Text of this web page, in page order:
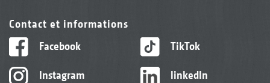
Contact et informations
Facebook
Instagram
TikTok
linkedIn